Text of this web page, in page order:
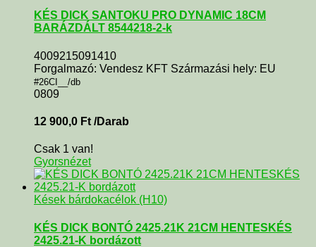
KÉS DICK SANTOKU PRO DYNAMIC 18CM
BARÁZDÁLT 8544218-2-k
4009215091410
Forgalmazó: Vendesz KFT Származási hely: EU
#26CI__/db
0809
12 900,0 Ft /Darab
Csak 1 van!
Gyorsnézet
Kések bárdokacélok (H10)
KÉS DICK BONTÓ 2425.21K 21CM HENTESKÉS
2425.21-K bordázott